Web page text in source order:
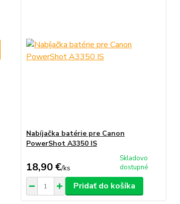
Nabíjačka batérie pre Canon
PowerShot A3350 IS
18,90 €/ks
Skladovo
dostupné
Pridať do košíka